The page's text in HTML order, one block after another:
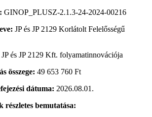
GINOP_PLUSZ-2.1.3-24-2024-00216
JP és JP 2129 Korlátolt Felelősségű
és JP 2129 Kft. folyamatinnovációja
összege: 49 653 760 Ft
dátuma: 2026.08.01.
bemutatása: